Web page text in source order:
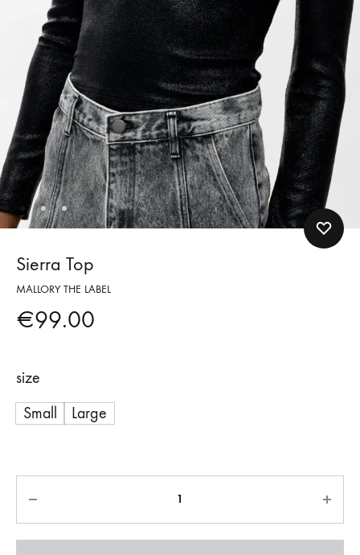
Sierra Top
MALLORY THE LABEL
€99.00
size
Small
Large